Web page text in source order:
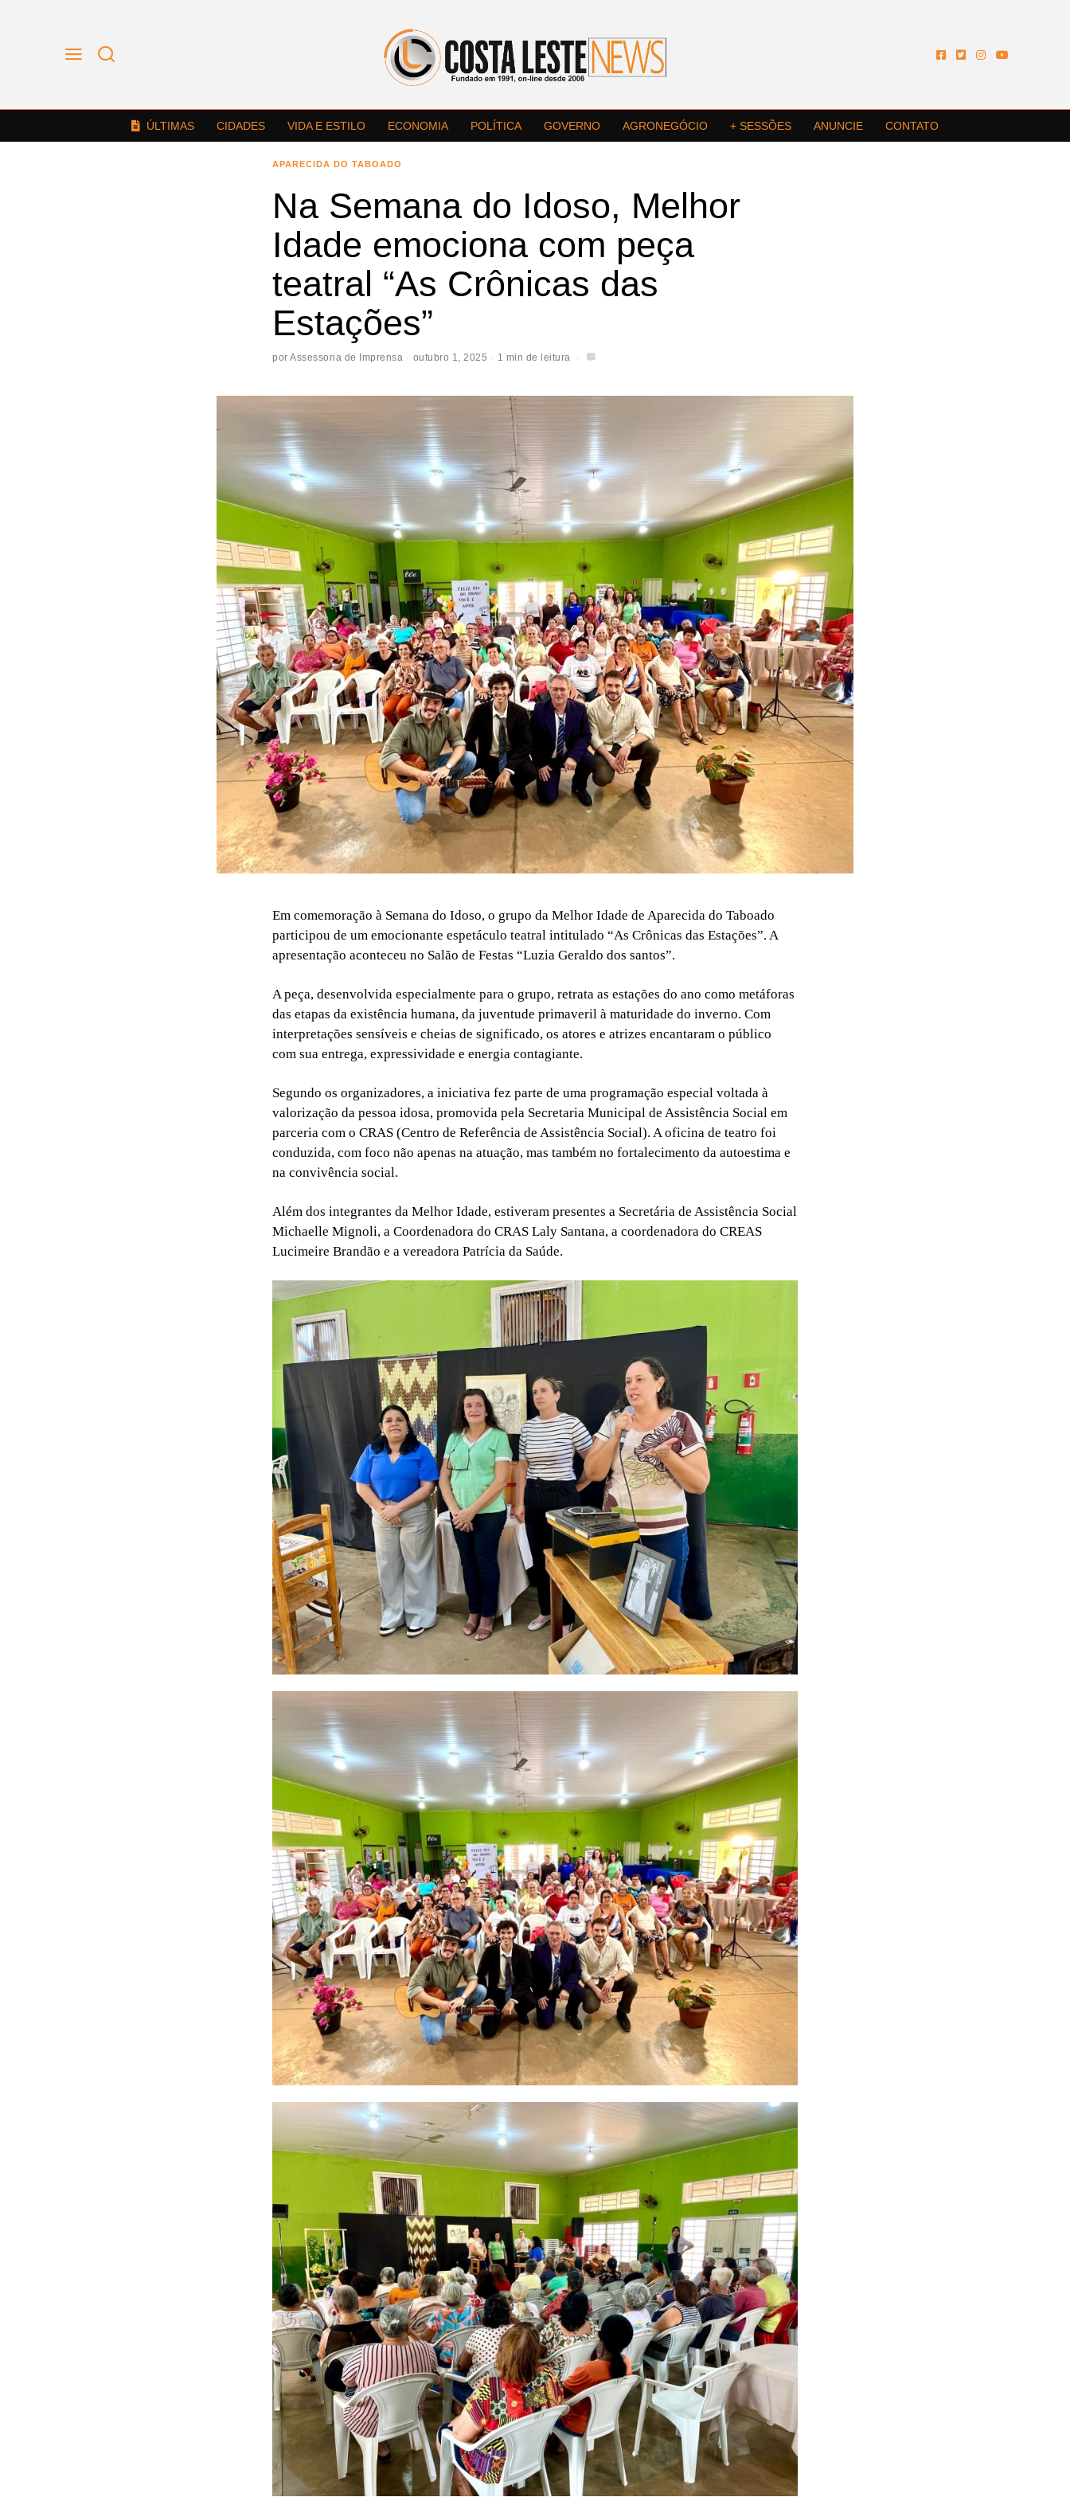
ÚLTIMAS CIDADES VIDA E ESTILO ECONOMIA POLÍTICA GOVERNO AGRONEGÓCIO + SESSÕES ANUNCIE CONTATO
APARECIDA DO TABOADO
Na Semana do Idoso, Melhor
Idade emociona com peça
teatral “As Crônicas das
Estações”
por Assessoria de Imprensa outubro 1, 2025 1 min de leitura
Em comemoração à Semana do Idoso, o grupo da Melhor Idade de Aparecida do Taboado
participou de um emocionante espetáculo teatral intitulado “As Crônicas das Estações”. A
apresentação aconteceu no Salão de Festas “Luzia Geraldo dos santos”.
A peça, desenvolvida especialmente para o grupo, retrata as estações do ano como metáforas
das etapas da existência humana, da juventude primaveril à maturidade do inverno. Com
interpretações sensíveis e cheias de significado, os atores e atrizes encantaram o público
com sua entrega, expressividade e energia contagiante.
Segundo os organizadores, a iniciativa fez parte de uma programação especial voltada à
valorização da pessoa idosa, promovida pela Secretaria Municipal de Assistência Social em
parceria com o CRAS (Centro de Referência de Assistência Social). A oficina de teatro foi
conduzida, com foco não apenas na atuação, mas também no fortalecimento da autoestima e
na convivência social.
Além dos integrantes da Melhor Idade, estiveram presentes a Secretária de Assistência Social
Michaelle Mignoli, a Coordenadora do CRAS Laly Santana, a coordenadora do CREAS
Lucimeire Brandão e a vereadora Patrícia da Saúde.